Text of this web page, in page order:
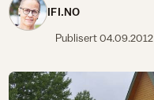
IFI.NO
Publisert04.09.2012